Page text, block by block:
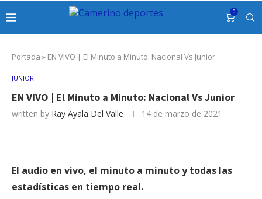
0
Portada » EN VIVO | El Minuto a Minuto: Nacional Vs Junior
JUNIOR
EN VIVO | El Minuto a Minuto: Nacional Vs Junior
written by Ray Ayala Del Valle 14 de marzo de 2021
El audio en vivo, el minuto a minuto y todas las
estadísticas en tiempo real.